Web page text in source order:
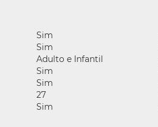
Sim
Sim
Adulto e Infantil
Sim
Sim
27
Sim